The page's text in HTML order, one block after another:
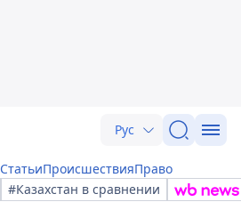
Рус
СтатьиПроисшествияПраво
#Казахстан в сравнении